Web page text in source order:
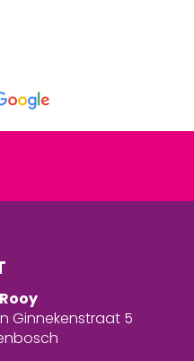
Ginnekenstraat 5